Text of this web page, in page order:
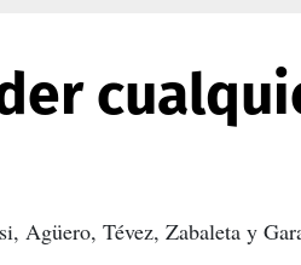
Agüero, Tévez, Zabaleta y